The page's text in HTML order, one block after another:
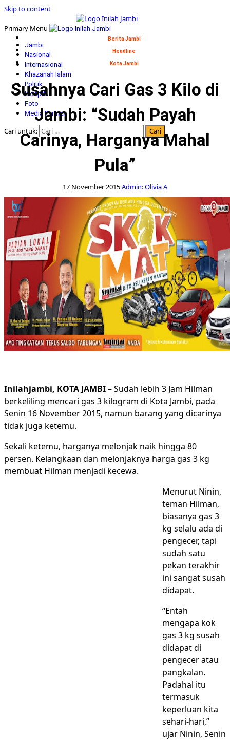
Skip to content
Primary Menu
Jambi
Nasional
Internasional
Khazanah Islam
Politik
Indepth
Foto
Media Partner
Cari untuk:
Berita Jambi
Headline
Kota Jambi
Susahnya Cari Gas 3 Kilo di
Jambi: “Sudah Payah
Carinya, Harganya Mahal
Pula”
17 November 2015Admin: Olivia A
Inilahjambi, KOTA JAMBI– Sudah lebih 3 Jam Hilman
berkeliling mencari gas 3 kilogram di Kota Jambi, pada
Senin 16 November 2015, namun barang yang dicarinya
tidak juga ketemu.
Sekali ketemu, harganya melonjak naik hingga 80
persen. Kelangkaan dan melonjaknya harga gas 3 kg
membuat Hilman menjadi kecewa.
Menurut Ninin,
teman Hilman,
biasanya gas 3
kg selalu ada di
pengecer, tapi
sudah satu
pekan terakhir
ini sangat susah
didapat.
“Entah
mengapa kok
gas 3 kg susah
didapat di
pengecer atau
pangkalan.
Padahal itu
termasuk
keperluan kita
sehari-hari,”
ujar Ninin, Senin